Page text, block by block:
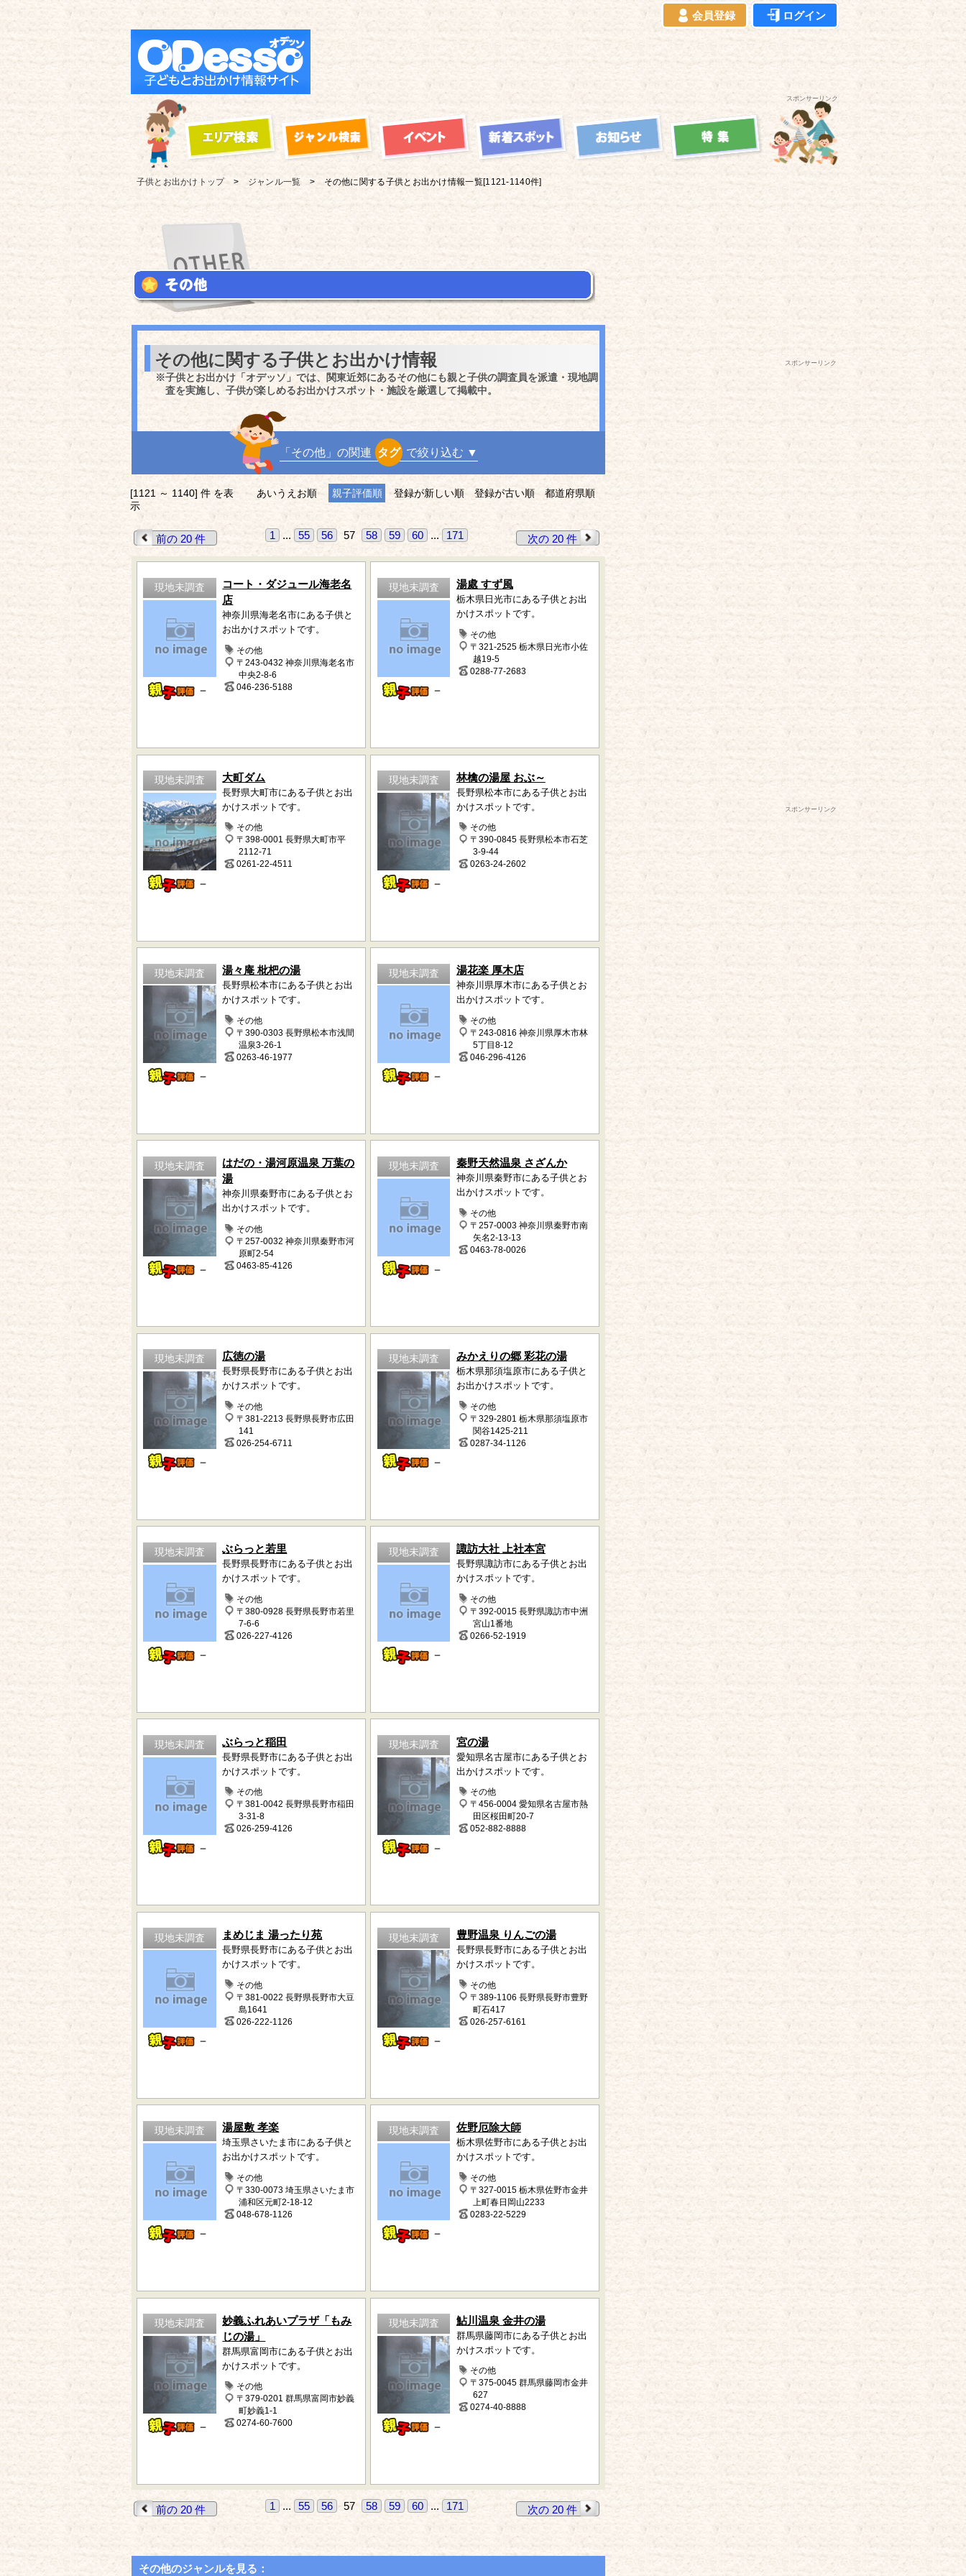
会員登録 ログイン
スポンサーリンク
子供とお出かけ トップ ジャンル一覧 その他に関する子供とお出かけ情報一覧[1121-1140件]
その他に関する子供とお出かけ情報
※子供とお出かけ「オデッソ」では、関東近郊にあるその他にも親と子供の調査員を派遣・現地調
査を実施し、子供が楽しめるお出かけスポット・施設を厳選して掲載中。
「その他」の関連 タグ で絞り込む ▼
[1121 ～ 1140] 件 を表
示
あいうえお順 親子評価順 登録が新しい順 登録が古い順 都道府県順
前の 20 件 1 ... 55 56 57 58 59 60 ... 171 次の 20 件
現地未調査
－
コート・ダジュール海老名
店
神奈川県海老名市にある子供と
お出かけスポットです。
その他
〒243-0432 神奈川県海老名市
中央2-8-6
046-236-5188
現地未調査
－
湯處 すず風
栃木県日光市にある子供とお出
かけスポットです。
その他
〒321-2525 栃木県日光市小佐
越19-5
0288-77-2683
現地未調査
－
大町ダム
長野県大町市にある子供とお出
かけスポットです。
その他
〒398-0001 長野県大町市平
2112-71
0261-22-4511
現地未調査
－
林檎の湯屋 おぶ～
長野県松本市にある子供とお出
かけスポットです。
その他
〒390-0845 長野県松本市石芝
3-9-44
0263-24-2602
現地未調査
－
湯々庵 枇杷の湯
長野県松本市にある子供とお出
かけスポットです。
その他
〒390-0303 長野県松本市浅間
温泉3-26-1
0263-46-1977
現地未調査
－
湯花楽 厚木店
神奈川県厚木市にある子供とお
出かけスポットです。
その他
〒243-0816 神奈川県厚木市林
5丁目8-12
046-296-4126
現地未調査
－
はだの・湯河原温泉 万葉の
湯
神奈川県秦野市にある子供とお
出かけスポットです。
その他
〒257-0032 神奈川県秦野市河
原町2-54
0463-85-4126
現地未調査
－
秦野天然温泉 さざんか
神奈川県秦野市にある子供とお
出かけスポットです。
その他
〒257-0003 神奈川県秦野市南
矢名2-13-13
0463-78-0026
現地未調査
－
広徳の湯
長野県長野市にある子供とお出
かけスポットです。
その他
〒381-2213 長野県長野市広田
141
026-254-6711
現地未調査
－
みかえりの郷 彩花の湯
栃木県那須塩原市にある子供と
お出かけスポットです。
その他
〒329-2801 栃木県那須塩原市
関谷1425-211
0287-34-1126
現地未調査
－
ぶらっと若里
長野県長野市にある子供とお出
かけスポットです。
その他
〒380-0928 長野県長野市若里
7-6-6
026-227-4126
現地未調査
－
諏訪大社 上社本宮
長野県諏訪市にある子供とお出
かけスポットです。
その他
〒392-0015 長野県諏訪市中洲
宮山1番地
0266-52-1919
現地未調査
－
ぶらっと稲田
長野県長野市にある子供とお出
かけスポットです。
その他
〒381-0042 長野県長野市稲田
3-31-8
026-259-4126
現地未調査
－
宮の湯
愛知県名古屋市にある子供とお
出かけスポットです。
その他
〒456-0004 愛知県名古屋市熱
田区桜田町20-7
052-882-8888
現地未調査
－
まめじま 湯ったり苑
長野県長野市にある子供とお出
かけスポットです。
その他
〒381-0022 長野県長野市大豆
島1641
026-222-1126
現地未調査
－
豊野温泉 りんごの湯
長野県長野市にある子供とお出
かけスポットです。
その他
〒389-1106 長野県長野市豊野
町石417
026-257-6161
現地未調査
－
湯屋敷 孝楽
埼玉県さいたま市にある子供と
お出かけスポットです。
その他
〒330-0073 埼玉県さいたま市
浦和区元町2-18-12
048-678-1126
現地未調査
－
佐野厄除大師
栃木県佐野市にある子供とお出
かけスポットです。
その他
〒327-0015 栃木県佐野市金井
上町春日岡山2233
0283-22-5229
現地未調査
－
妙義ふれあいプラザ「もみ
じの湯」
群馬県富岡市にある子供とお出
かけスポットです。
その他
〒379-0201 群馬県富岡市妙義
町妙義1-1
0274-60-7600
現地未調査
－
鮎川温泉 金井の湯
群馬県藤岡市にある子供とお出
かけスポットです。
その他
〒375-0045 群馬県藤岡市金井
627
0274-40-8888
前の 20 件 1 ... 55 56 57 58 59 60 ... 171 次の 20 件
その他のジャンルを見る：
スポンサーリンク
スポンサーリンク